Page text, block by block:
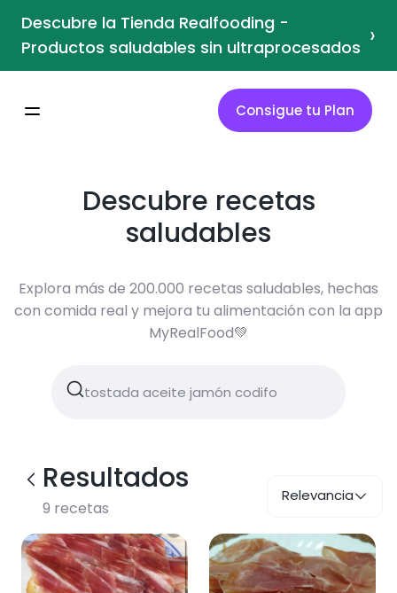
Descubre la Tienda Realfooding -
Productos saludables sin ultraprocesados ›
Consigue tu Plan
Descubre recetas
saludables
Explora más de 200.000 recetas saludables, hechas
con comida real y mejora tu alimentación con la app
MyRealFood💚
Resultados
9 recetas
Relevancia